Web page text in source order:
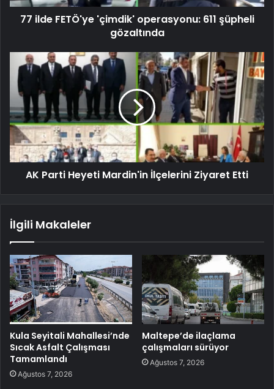
77 ilde FETÖ'ye 'çimdik' operasyonu: 611 şüpheli
gözaltında
AK Parti Heyeti Mardin'in İlçelerini Ziyaret Etti
İlgili Makaleler
Kula Seyitali Mahallesi’nde
Sıcak Asfalt Çalışması
Tamamlandı
Ağustos 7, 2026
Maltepe’de ilaçlama
çalışmaları sürüyor
Ağustos 7, 2026